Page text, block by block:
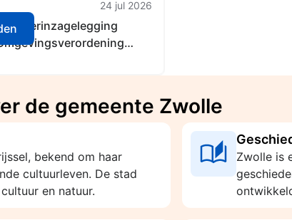
24 jul 2026
terinzagelegging
de gemeente Zwolle
bekend om haar
cultuurleven. De stad
en natuur.
Zwolle is